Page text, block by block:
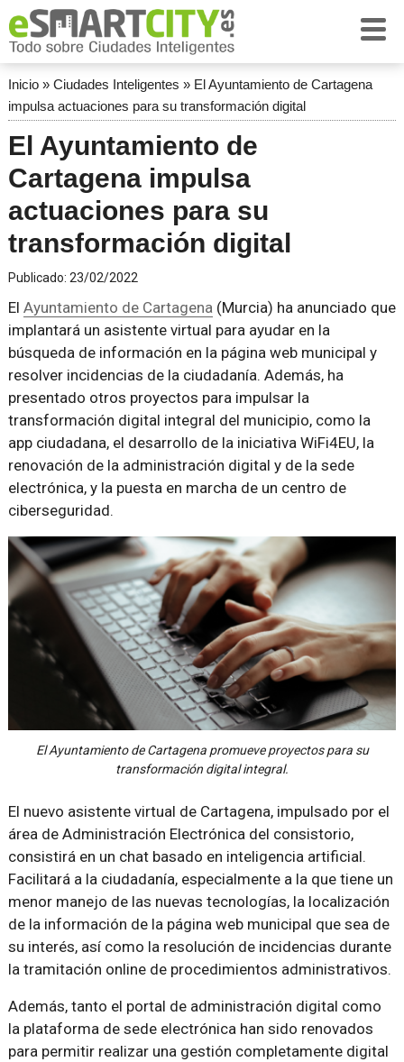
Inicio» Ciudades Inteligentes » El Ayuntamiento de Cartagena
impulsa actuaciones para su transformación digital
El Ayuntamiento de
Cartagena impulsa
actuaciones para su
transformación digital
Publicado: 23/02/2022
El Ayuntamiento de Cartagena(Murcia) ha anunciado que
implantará un asistente virtual para ayudar en la
búsqueda de información en la página web municipal y
resolver incidencias de la ciudadanía. Además, ha
presentado otros proyectos para impulsar la
transformación digital integral del municipio, como la
app ciudadana, el desarrollo de la iniciativa WiFi4EU, la
renovación de la administración digital y de la sede
electrónica, y la puesta en marcha de un centro de
ciberseguridad.
El Ayuntamiento de Cartagena promueve proyectos para su
transformación digital integral.
El nuevo asistente virtual de Cartagena, impulsado por el
área de Administración Electrónica del consistorio,
consistirá en un chat basado en inteligencia artificial.
Facilitará a la ciudadanía, especialmente a la que tiene un
menor manejo de las nuevas tecnologías, la localización
de la información de la página web municipal que sea de
su interés, así como la resolución de incidencias durante
la tramitación online de procedimientos administrativos.
Además, tanto el portal de administración digital como
la plataforma de sede electrónica han sido renovados
para permitir realizar una gestión completamente digital